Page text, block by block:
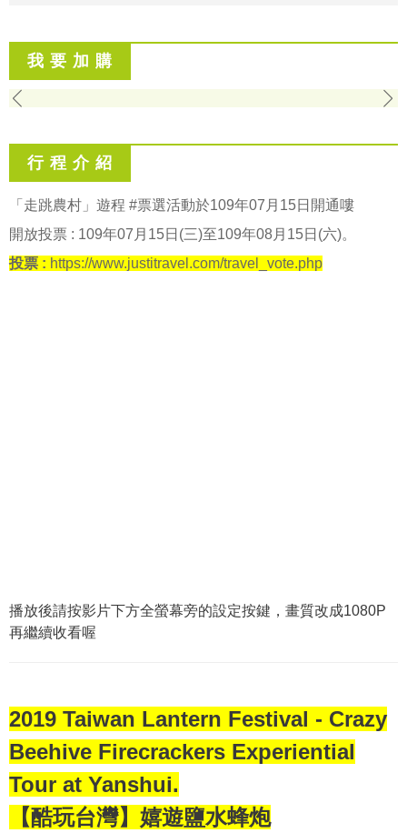
我 要 加 購
行 程 介 紹
「走跳農村」遊程 #票選活動於109年07月15日開通嘍
開放投票 : 109年07月15日(三)至109年08月15日(六)。
投票 : https://www.justitravel.com/travel_vote.php
播放後請按影片下方全螢幕旁的設定按鍵，畫質改成1080P
再繼續收看喔
2019 Taiwan Lantern Festival - Crazy
Beehive Firecrackers Experiential
Tour at Yanshui.
【酷玩台灣】嬉遊鹽水蜂炮